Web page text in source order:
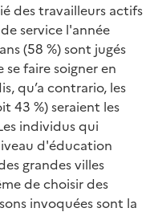
des travailleurs actifs
service l'année
(58 %) sont jugés
faire soigner en
qu’a contrario, les
43 %) seraient les
individus qui
d'éducation
grandes villes
de choisir des
invoquées sont la